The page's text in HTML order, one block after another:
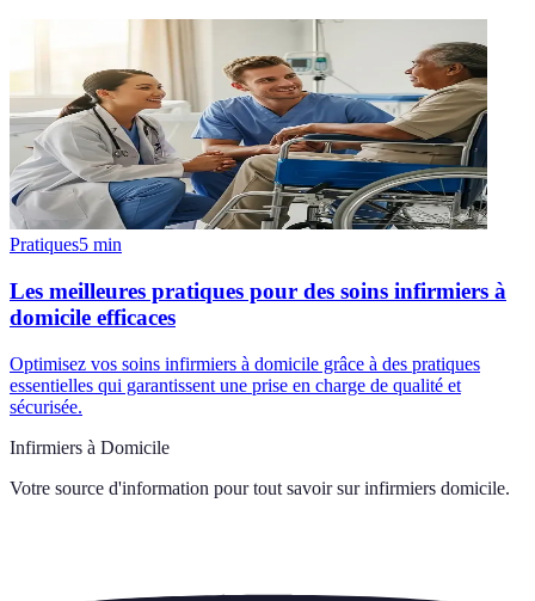
Pratiques5 min
Les meilleures pratiques pour des soins infirmiers à
domicile efficaces
Optimisez vos soins infirmiers à domicile grâce à des pratiques
essentielles qui garantissent une prise en charge de qualité et
sécurisée.
Infirmiers à Domicile
Votre source d'information pour tout savoir sur infirmiers domicile.